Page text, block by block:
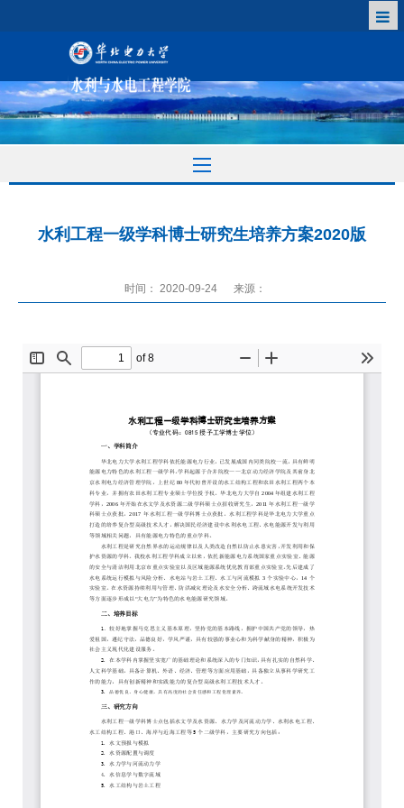
水利工程一级学科博士研究生培养方案2020版
时间： 2020-09-24 来源：